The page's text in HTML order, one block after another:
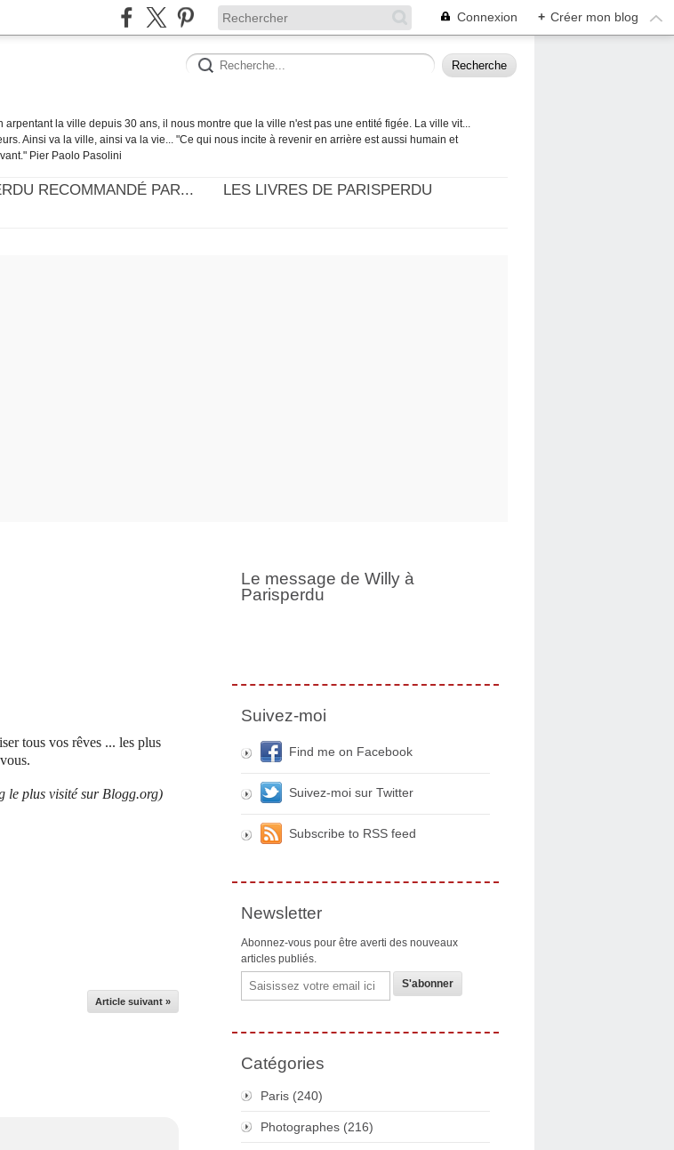
Connexion + Créer mon blog
la ville depuis 30 ans, il nous montre que la ville n'est pas une entité figée. La ville vit...
Ainsi va la ville, ainsi va la vie... "Ce qui nous incite à revenir en arrière est aussi humain et
Pier Paolo Pasolini
RECOMMANDÉ PAR...
LES LIVRES DE PARISPERDU
tous vos rêves ... les plus
le plus visité sur Blogg.org)
Article suivant »
Le message de Willy à
Parisperdu
Suivez-moi
Find me on Facebook
Suivez-moi sur Twitter
Subscribe to RSS feed
Newsletter
Abonnez-vous pour être averti des nouveaux
articles publiés.
Email
Catégories
Paris (240)
Photographes (216)